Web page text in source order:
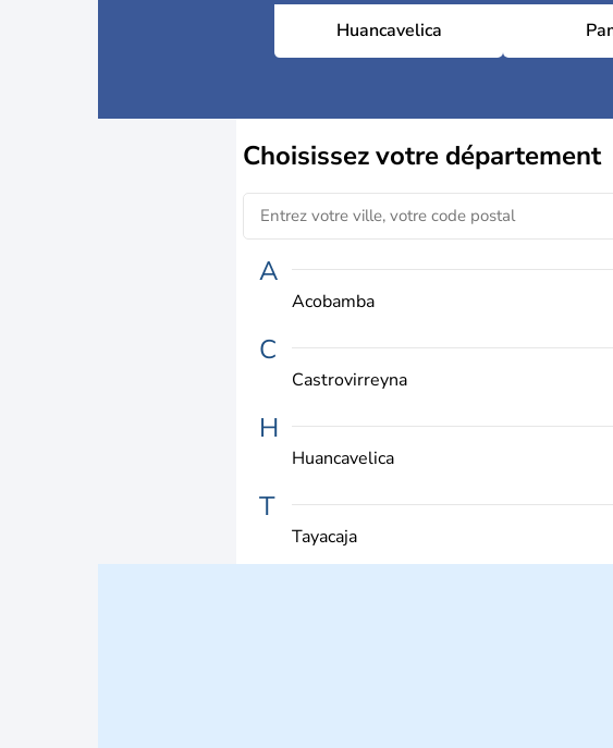
Huancavelica
Choisissezvotre département
A
Acobamba
C
Castrovirreyna
H
Huancavelica
T
Tayacaja